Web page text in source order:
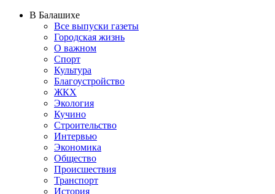
В Балашихе
Все выпуски газеты
Городская жизнь
О важном
Спорт
Культура
Благоустройство
ЖКХ
Экология
Кучино
Строительство
Интервью
Экономика
Общество
Происшествия
Транспорт
История